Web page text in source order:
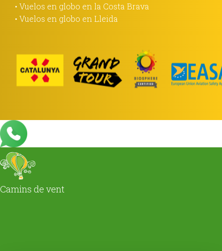
• Vuelos en globo en la Costa Brava
• Vuelos en globo en Lleida
Camins de vent